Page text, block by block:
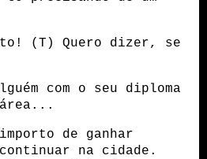
(T) Quero dizer, se
com o seu diploma
de ganhar
na cidade.